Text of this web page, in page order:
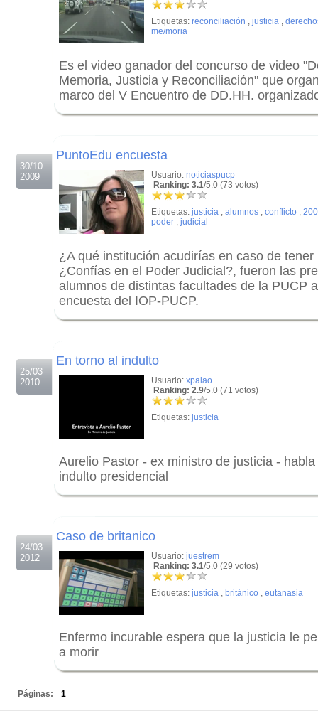
Etiquetas: reconciliación , justicia ,
me/moria
Es el video ganador del concurso de video
Memoria, Justicia y Reconciliación" que
marco del V Encuentro de DD.HH.
30/10
2009
PuntoEdu encuesta
Usuario: noticiaspucp
Ranking: 3.1/5.0 (73 votos)
Etiquetas: justicia , alumnos , conflicto ,
poder , judicial
¿A qué institución acudirías en caso de
¿Confías en el Poder Judicial?, fueron las
alumnos de distintas facultades de la PUCP
encuesta del IOP-PUCP.
25/03
2010
En torno al indulto
Usuario: xpalao
Ranking: 2.9/5.0 (71 votos)
Etiquetas: justicia
Aurelio Pastor - ex ministro de justicia -
indulto presidencial
24/03
2012
Caso de britanico
Usuario: juestrem
Ranking: 3.1/5.0 (29 votos)
Etiquetas: justicia , británico , eutanasia
Enfermo incurable espera que la justicia le
a morir
Páginas: 1